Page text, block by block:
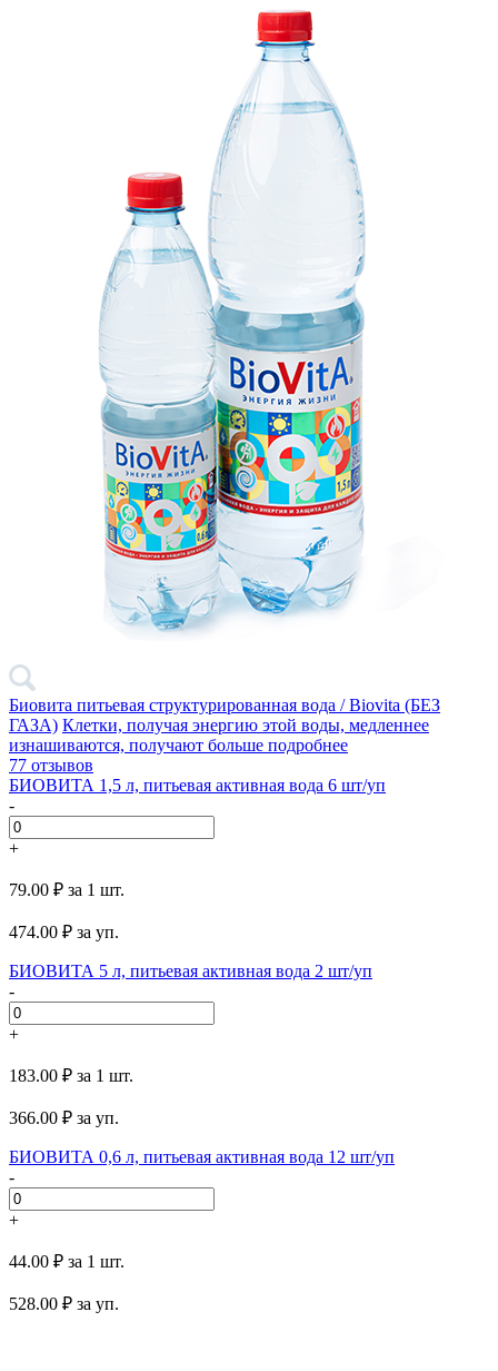
Биовита питьевая структурированная вода / Biovita (БЕЗ
ГАЗА) Клетки, получая энергию этой воды, медленнее
изнашиваются, получают больше подробнее
77 отзывов
БИОВИТА 1,5 л, питьевая активная вода 6 шт/уп
-
+
79.00 ₽ за 1 шт.
474.00 ₽ за уп.
БИОВИТА 5 л, питьевая активная вода 2 шт/уп
-
+
183.00 ₽ за 1 шт.
366.00 ₽ за уп.
БИОВИТА 0,6 л, питьевая активная вода 12 шт/уп
-
+
44.00 ₽ за 1 шт.
528.00 ₽ за уп.